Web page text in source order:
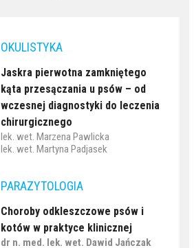
Leczenie świądu u psów z
alergicznym zapaleniem skóry –
decyzje terapeutyczne w ujęciu
klinicznym
lek. wet. Joanna Karaś-Tęcza
dr n. wet. Joanna Dawidowicz
Nowoczesna terapia
barwnikowego zapalenia rogówki u
psów
lek. wet. Natalia Kwiatkowska
OKULISTYKA
Jaskra pierwotna zamkniętego
kąta przesączania u psów – od
wczesnej diagnostyki do leczenia
chirurgicznego
lek. wet. Marzena Pawlicka
lek. wet. Martyna Padjasek
PARAZYTOLOGIA
Choroby odkleszczowe psów i
kotów w praktyce klinicznej
dr n. med. lek. wet. Dawid Jańczak